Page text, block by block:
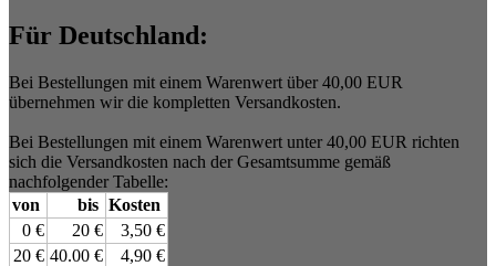
Für Deutschland:
Bei Bestellungen mit einem Warenwert über 40,00 EUR
übernehmen wir die kompletten Versandkosten.
Bei Bestellungen mit einem Warenwert unter 40,00 EUR richten
sich die Versandkosten nach der Gesamtsumme gemäß
nachfolgender Tabelle:
von
bis Kosten
0 €
20 €
3,50 €
20 € 40.00 € 4,90 €